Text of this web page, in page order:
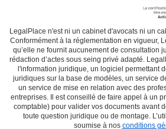
LegalPlace n'est ni un cabinet d'avocats ni un
Conformément à la réglementation en vigueur,
qu’elle ne fournit aucunement de consultation
rédaction d’actes sous seing privé adapté.
l'information juridique, un logiciel permettant
juridiques sur la base de modèles, un service
un service de mise en relation avec des
entreprises. Il est conseillé de faire appel à un
comptable) pour valider vos documents avant
toute question juridique ou de montage.
soumise à nos conditions